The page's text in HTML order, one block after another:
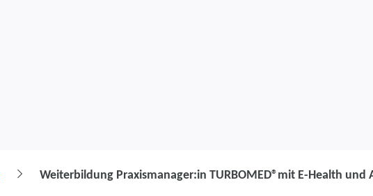
Weiterbildung Praxismanager:in TURBOMED®mit E-Health und